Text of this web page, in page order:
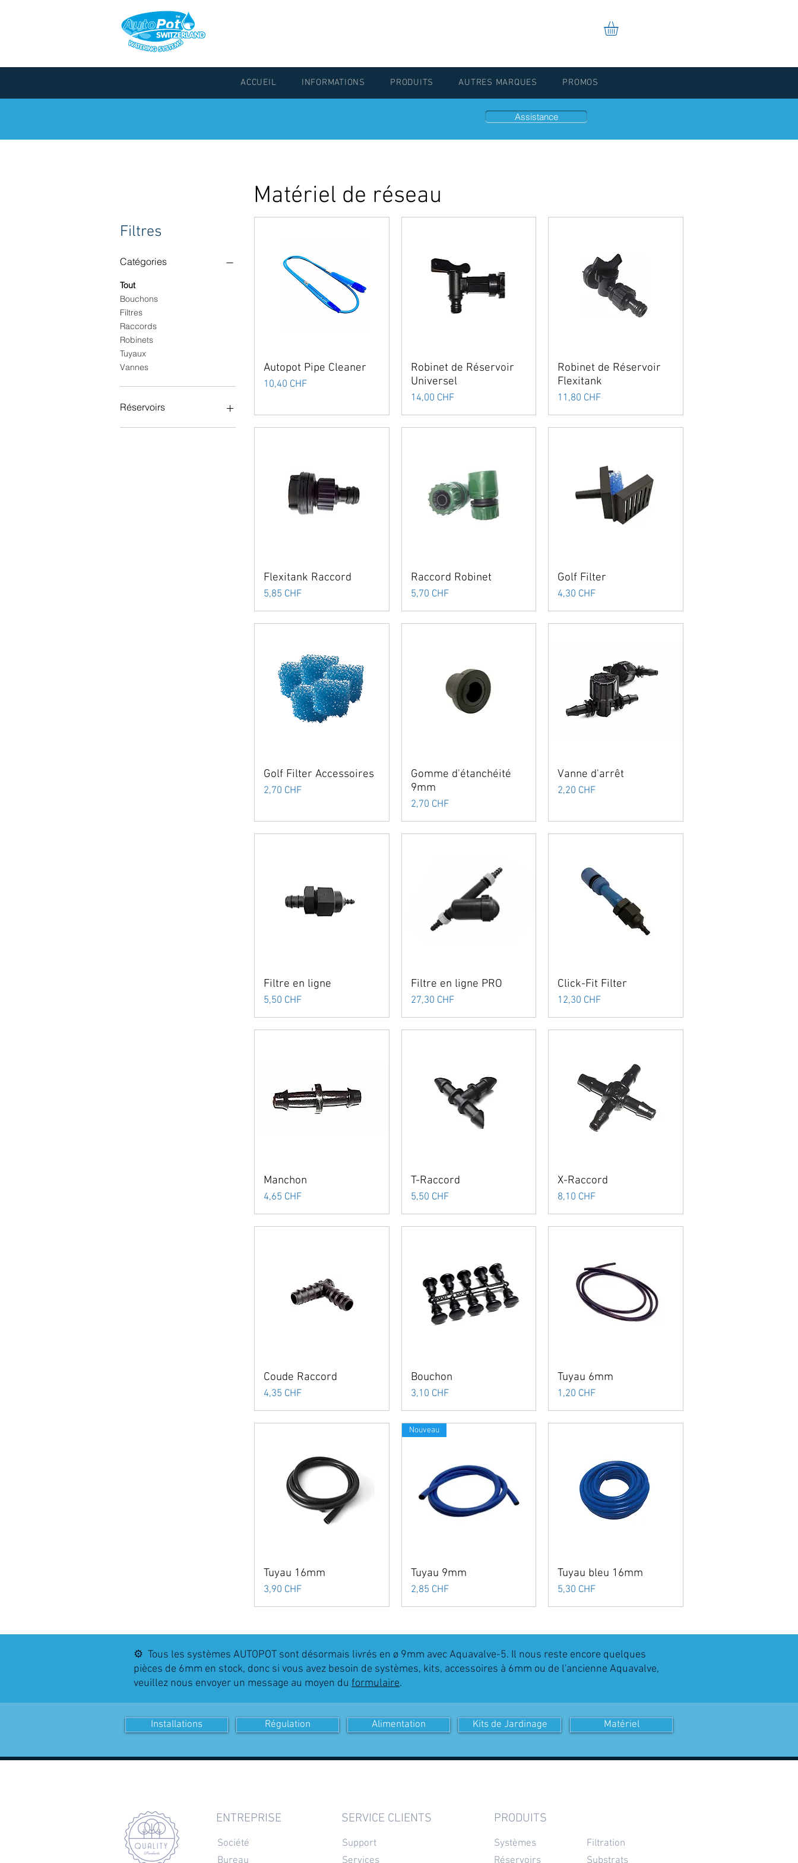
Assistance
Matériel de réseau
Filtres
Catégories
Tout
Bouchons
Filtres
Raccords
Robinets
Tuyaux
Vannes
Réservoirs
Flexitank
Autopot Pipe Cleaner
Prix
10,40 CHF
Robinet de Réservoir
Universel
Prix
14,00 CHF
Robinet de Réservoir
Flexitank
Prix
11,80 CHF
Flexitank Raccord
Prix
5,85 CHF
Raccord Robinet
Prix
5,70 CHF
Golf Filter
Prix
4,30 CHF
Golf Filter Accessoires
Prix
2,70 CHF
Gomme d'étanchéité
9mm
Prix
2,70 CHF
Vanne d'arrêt
Prix
2,20 CHF
Filtre en ligne
Prix
5,50 CHF
Filtre en ligne PRO
Prix
27,30 CHF
Click-Fit Filter
Prix
12,30 CHF
Manchon
Prix
4,65 CHF
T-Raccord
Prix
5,50 CHF
X-Raccord
Prix
8,10 CHF
Coude Raccord
Prix
4,35 CHF
Bouchon
Prix
3,10 CHF
Tuyau 6mm
Prix
1,20 CHF
Tuyau 16mm
Prix
3,90 CHF
Nouveau
Tuyau 9mm
Prix
2,85 CHF
Tuyau bleu 16mm
Prix
5,30 CHF
⚙️ Tous les systèmes AUTOPOT sont désormais livrés en ø 9mm avec Aquavalve-5. Il nous reste encore quelques
pièces de 6mm en stock, donc si vous avez besoin de systèmes, kits, accessoires à 6mm ou de l'ancienne Aquavalve,
veuillez nous envoyer un message au moyen du formulaire.
Installations Régulation Alimentation Kits de Jardinage Matériel
ACCUEIL INFORMATIONS PRODUITS AUTRES MARQUES PROMOS
ENTREPRISE
Société
SERVICE CLIENTS
Support
PRODUITS
Systèmes
Filtration